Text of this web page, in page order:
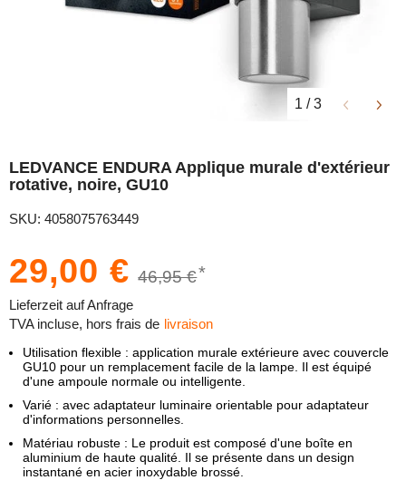
1 / 3
LEDVANCE ENDURA Applique murale d'extérieur
rotative, noire, GU10
SKU: 4058075763449
29,00 € 46,95 €*
Lieferzeit auf Anfrage
TVA incluse, hors frais de livraison
Utilisation flexible : application murale extérieure avec couvercle
GU10 pour un remplacement facile de la lampe. Il est équipé
d'une ampoule normale ou intelligente.
Varié : avec adaptateur luminaire orientable pour adaptateur
d'informations personnelles.
Matériau robuste : Le produit est composé d'une boîte en
aluminium de haute qualité. Il se présente dans un design
instantané en acier inoxydable brossé.